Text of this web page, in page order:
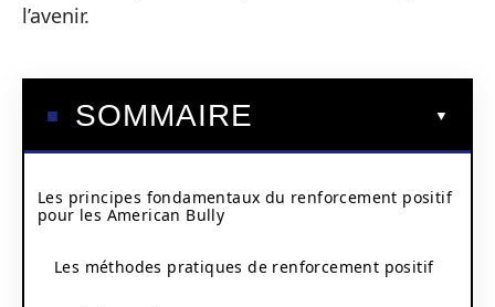
l’avenir.
SOMMAIRE
Les principes fondamentaux du renforcement positif
pour les American Bully
Les méthodes pratiques de renforcement positif